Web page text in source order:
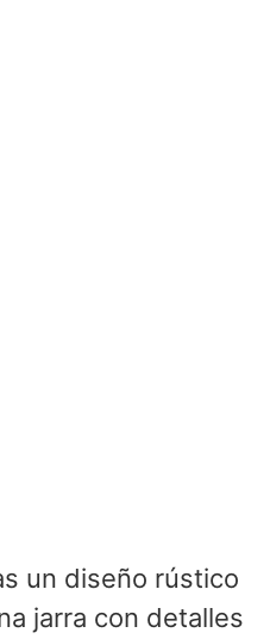
un diseño rústico
jarra con detalles